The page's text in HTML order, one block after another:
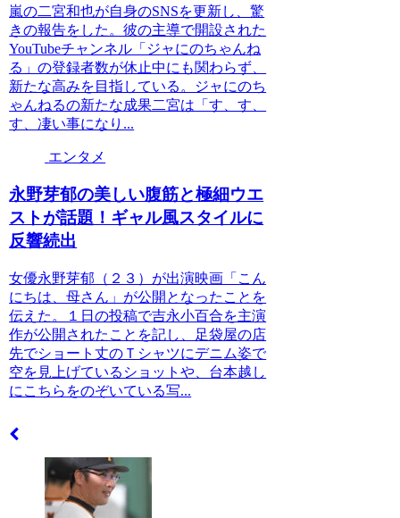
嵐の二宮和也が自身のSNSを更新し、驚
きの報告をした。彼の主導で開設された
YouTubeチャンネル「ジャにのちゃんね
る」の登録者数が休止中にも関わらず、
新たな高みを目指している。ジャにのち
ゃんねるの新たな成果二宮は「す、す、
す、凄い事になり...
エンタメ
永野芽郁の美しい腹筋と極細ウエ
ストが話題！ギャル風スタイルに
反響続出
女優永野芽郁（２３）が出演映画「こん
にちは、母さん」が公開となったことを
伝えた。１日の投稿で吉永小百合を主演
作が公開されたことを記し、足袋屋の店
先でショート丈のＴシャツにデニム姿で
空を見上げているショットや、台本越し
にこちらをのぞいている写...